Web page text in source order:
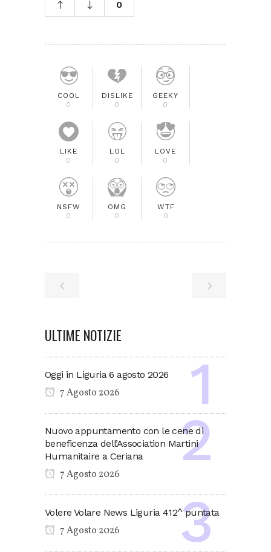
0
COOL
0
DISLIKE
0
GEEKY
0
LIKE
0
LOL
0
LOVE
0
NSFW
0
OMG
0
WTF
0
ULTIME NOTIZIE
Oggi in Liguria 6 agosto 2026
7 Agosto 2026
Nuovo appuntamento con le cene di
beneficenza dell’Association Martini
Humanitaire a Ceriana
7 Agosto 2026
Volere Volare News Liguria 412^ puntata
7 Agosto 2026